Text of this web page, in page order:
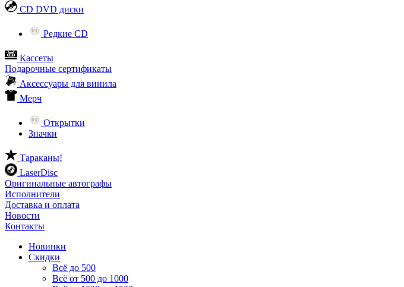
CD DVD диски
Редкие CD
Кассеты
Подарочные сертификаты
Аксессуары для винила
Мерч
Открытки
Значки
Тараканы!
LaserDisc
Оригинальные автографы
Исполнители
Доставка и оплата
Новости
Контакты
Новинки
Скидки
Всё до 500
Всё от 500 до 1000